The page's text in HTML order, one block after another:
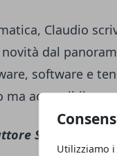
Utilizziamo
Claudio
dal
software e
ma accessibile a
Sport e